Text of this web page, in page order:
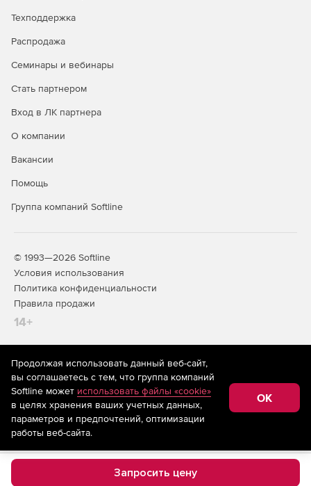
Запросить цену
Техподдержка
Распродажа
Семинары и вебинары
Стать партнером
Вход в ЛК партнера
О компании
Вакансии
Помощь
Группа компаний Softline
© 1993—2026 Softline
Условия использования
Политика конфиденциальности
Правила продажи
14+
На информационном ресурсе store.softline.ru применяются
рекомендательные технологии(информационные технологии
предоставления информации на основе сбора,
систематизации и анализа сведений, относящихся к
предпочтениям пользователей сети «Интернет»,
находящихся на территории Российской Федерации)
Продолжая использовать данный веб-сайт,
вы соглашаетесь с тем, что группа компаний
Softline может использовать файлы «cookie»
в целях хранения ваших учетных данных,
параметров и предпочтений, оптимизации
работы веб-сайта.
OK